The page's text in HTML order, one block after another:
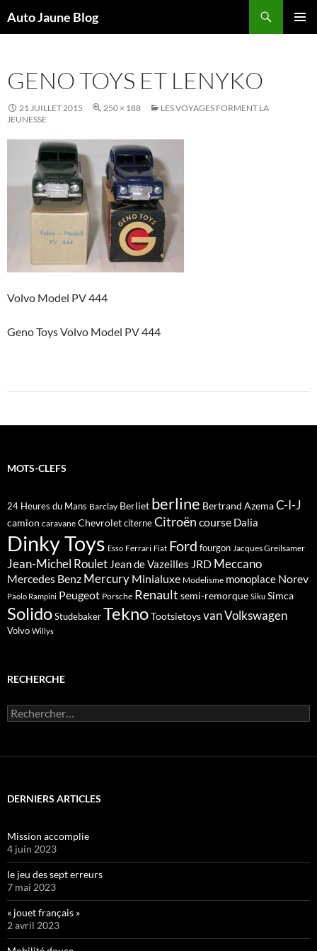
Auto Jaune Blog
GENO TOYS ET LENYKO
21 JUILLET 2015 250 × 188
LES VOYAGES FORMENT LA
JEUNESSE
Volvo Model PV 444
Geno Toys Volvo Model PV 444
MOTS-CLEFS
24 Heures du Mans Barclay Berliet berline Bertrand AzemaC-I-J
camion caravane ChevroletciterneCitroën course Dalia
Dinky Toys Esso Ferrari Fiat Ford fourgon Jacques Greilsamer
Jean-Michel Roulet Jean de Vazeilles JRD Meccano
Mercedes Benz Mercury Minialuxe Modelisme monoplace Norev
Paolo Rampini Peugeot Porsche Renault semi-remorque Siku Simca
SolidoStudebakerTeknoTootsietoysvanVolkswagen
Volvo Willys
RECHERCHE
Rechercher :
DERNIERS ARTICLES
Mission accomplie
4 juin 2023
le jeu des sept erreurs
7 mai 2023
« jouet français »
2 avril 2023